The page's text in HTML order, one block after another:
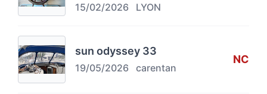
15/02/2026 LYON
sun odyssey 33
19/05/2026 carentan
NC